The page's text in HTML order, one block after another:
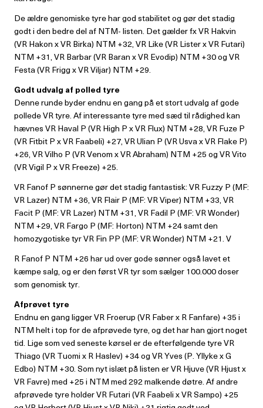
De ældre genomiske tyre har god stabilitet og gør det stadig
godt i den bedre del af NTM- listen. Det gælder fx VR Hakvin
(VR Hakon x VR Birka) NTM +32, VR Like (VR Lister x VR Futari)
NTM +31, VR Barbar (VR Baran x VR Evodip) NTM +30 og VR
Festa (VR Frigg x VR Viljar) NTM +29.
Godt udvalg af polled tyre
Denne runde byder endnu en gang på et stort udvalg af gode
pollede VR tyre. Af interessante tyre med sæd til rådighed kan
hævnes VR Haval P (VR High P x VR Flux) NTM +28, VR Fuze P
(VR Fitbit P x VR Faabeli) +27, VR Ulian P (VR Usva x VR Flake P)
+26, VR Vilho P (VR Venom x VR Abraham) NTM +25 og VR Vito
(VR Vigil P x VR Freeze) +25.
VR Fanof P sønnerne gør det stadig fantastisk: VR Fuzzy P (MF:
VR Lazer) NTM +36, VR Flair P (MF: VR Viper) NTM +33, VR
Facit P (MF: VR Lazer) NTM +31, VR Fadil P (MF: VR Wonder)
NTM +29, VR Fargo P (MF: Horton) NTM +24 samt den
homozygotiske tyr VR Fin PP (MF: VR Wonder) NTM +21. V
R Fanof P NTM +26 har ud over gode sønner også lavet et
kæmpe salg, og er den først VR tyr som sælger 100.000 doser
som genomisk tyr.
Afprøvet tyre
Endnu en gang ligger VR Froerup (VR Faber x R Fanfare) +35 i
NTM helt i top for de afprøvede tyre, og det har han gjort noget
tid. Lige som ved seneste kørsel er de efterfølgende tyre VR
Thiago (VR Tuomi x R Haslev) +34 og VR Yves (P. Yllyke x G
Edbo) NTM +30. Som nyt islæt på listen er VR Hjuve (VR Hjust x
VR Favre) med +25 i NTM med 292 malkende døtre. Af andre
afprøvede tyre holder VR Futari (VR Faabeli x VR Sampo) +25